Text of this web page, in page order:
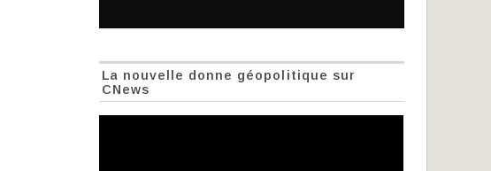
La nouvelle donne géopolitique sur
CNews